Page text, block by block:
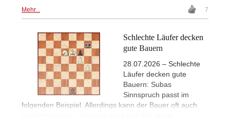
Mehr... 7
Schlechte Läufer decken
gute Bauern
28.07.2026 – Schlechte
Läufer decken gute
Bauern: Subas
Sinnspruch passt im
folgenden Beispiel. Allerdings kann der Bauer oft auch